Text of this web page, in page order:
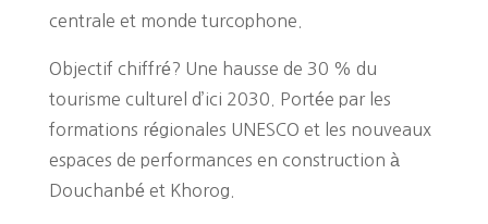
centrale et monde turcophone.
Objectif chiffré? Une hausse de 30 % du
tourisme culturel d’ici 2030. Portée par les
formations régionales UNESCO et les nouveaux
espaces de performances en construction à
Douchanbé et Khorog.